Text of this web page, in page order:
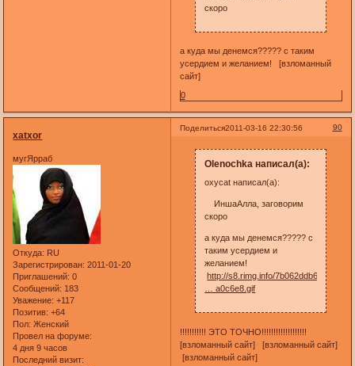
скоро
а куда мы денемся????? с таким
усердием и желанием! [взломанный
сайт]
0
Поделиться 90
2011-03-16 22:30:56
xatxor
мугЯрраб
Откуда: RU
Зарегистрирован: 2011-01-20
Приглашений: 0
Сообщений: 183
Уважение: +117
Позитив: +64
Пол: Женский
Провел на форуме:
4 дня 9 часов
Последний визит:
Olenochka написал(а):
oxycat написал(а):
ИншаАлла, заговорим
скоро
а куда мы денемся????? с
таким усердием и
желанием!
http://s8.rimg.info/
… a0c6e8.gif
!!!!!!!!!!! ЭТО ТОЧНО!!!!!!!!!!!!!!!!!!!
[взломанный сайт] [взломанный сайт]
[взломанный сайт]